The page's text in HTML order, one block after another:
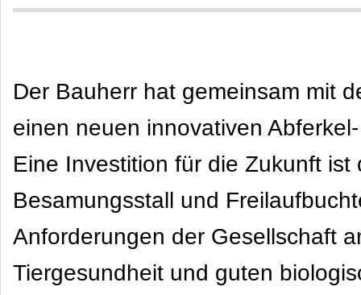
Der Bauherr hat gemeinsam mit
einen neuen innovativen
Eine Investition für die Zukunft
Besamungsstall und
Anforderungen der Gesellschaft
Tiergesundheit und guten